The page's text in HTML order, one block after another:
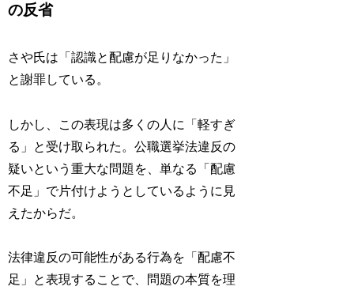
の反省
さや氏は「認識と配慮が足りなかった」
と謝罪している。
しかし、この表現は多くの人に「軽すぎ
る」と受け取られた。公職選挙法違反の
疑いという重大な問題を、単なる「配慮
不足」で片付けようとしているように見
えたからだ。
法律違反の可能性がある行為を「配慮不
足」と表現することで、問題の本質を理